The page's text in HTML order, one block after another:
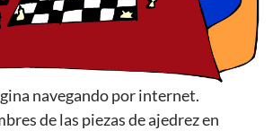
navegando por internet.
de las piezas de ajedrez en